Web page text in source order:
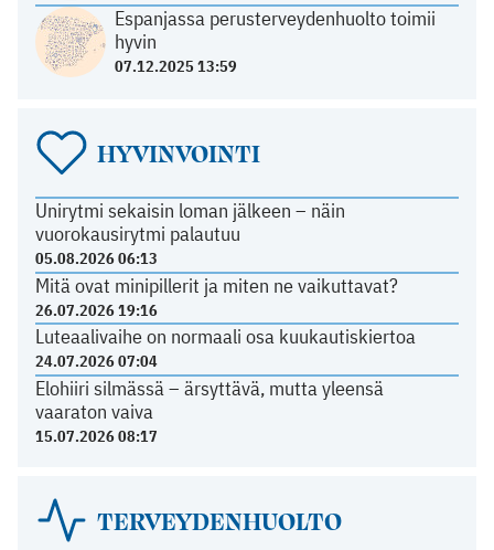
Espanjassa perusterveydenhuolto toimii
hyvin
07.12.2025 13:59
HYVINVOINTI
Unirytmi sekaisin loman jälkeen – näin
vuorokausirytmi palautuu
05.08.2026 06:13
Mitä ovat minipillerit ja miten ne vaikuttavat?
26.07.2026 19:16
Luteaalivaihe on normaali osa kuukautiskiertoa
24.07.2026 07:04
Elohiiri silmässä – ärsyttävä, mutta yleensä
vaaraton vaiva
15.07.2026 08:17
TERVEYDENHUOLTO